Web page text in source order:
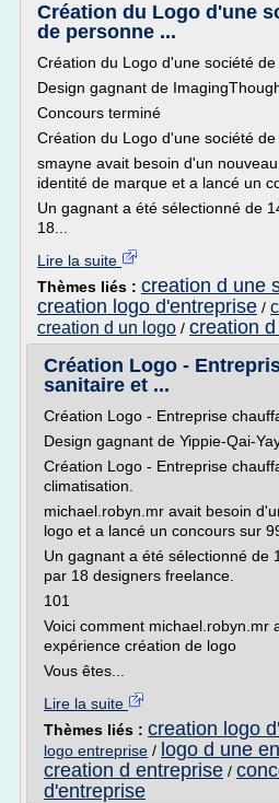
Création du Logo d'une
de personne ...
Création du Logo d'une société de
Design gagnant de
Concours terminé
Création du Logo d'une société
smayne avait besoin d'un
identité de marque et a lancé un
Un gagnant a été sélectionné de
18...
Lire la suite
Thèmes liés : creation d une
creation logo d'entreprise /
creation d un logo / creation
Création Logo -
sanitaire et ...
Création Logo - Entreprise
Design gagnant de Yippie-Qai-
Création Logo - Entreprise
climatisation.
michael.robyn.mr avait besoin
logo et a lancé un concours sur
Un gagnant a été sélectionné de
par 18 designers freelance.
101
Voici comment michael.robyn.mr
expérience création de logo
Vous êtes...
Lire la suite
Thèmes liés : creation logo
logo entreprise / logo d une
creation d entreprise /
d'entreprise